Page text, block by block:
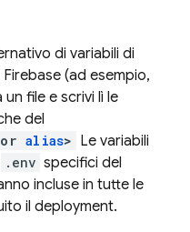
di variabili di
(ad esempio,
file e scrivi lì le
del
alias> Le variabili
.env specifici del
incluse in tutte le
il deployment.